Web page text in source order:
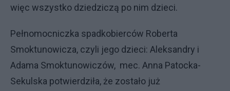
więc wszystko dziedziczą po nim dzieci.
Pełnomocniczka spadkobierców Roberta
Smoktunowicza, czyli jego dzieci: Aleksandry i
Adama Smoktunowiczów, mec. Anna Patocka-
Sekulska potwierdziła, że zostało już